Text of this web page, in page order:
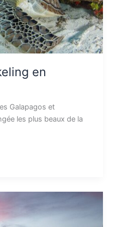
en
Galapagos et
les plus beaux de la